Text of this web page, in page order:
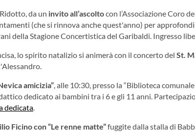
da un invito all’ascoltocon l’Associazione Coro
(che si rinnova anche quest'anno) per
della Stagione Concertistica del Garibaldi. Ingresso
lo spirito natalizio si animerà con il concerto del St.
amicizia”, alle 10:30, presso la “Biblioteca comunale
dedicato ai bambini tra i 6 e gli 11 anni.
dedicata.
Ficino con“Le renne matte”fuggite dalla stalla di